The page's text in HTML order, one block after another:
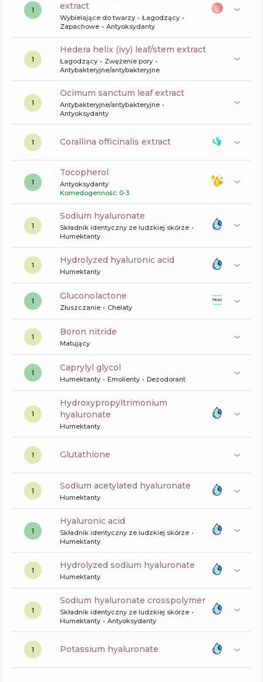
1
extract
Wybielające do twarzy
Łagodzący
Zapachowe
Antyoksydanty
1
hedera helix (ivy) leaf/stem extract
Łagodzący
Zwężenie pory
Antybakteryjne/antybakteryjne
1
ocimum sanctum leaf extract
Antybakteryjne/antybakteryjne
Antyoksydanty
1 corallina officinalis extract
1
tocopherol
Antyoksydanty
Komedogenność: 0-3
1
sodium hyaluronate
Składnik identyczny ze ludzkiej skórze
Humektanty
1 hydrolyzed hyaluronic acid
Humektanty
1 gluconolactone
Złuszczanie Chelaty
1 boron nitride
Matujący
1 caprylyl glycol
Humektanty Emolienty Dezodorant
1
hydroxypropyltrimonium
hyaluronate
Humektanty
1 glutathione
1 sodium acetylated hyaluronate
Humektanty
1
hyaluronic acid
Składnik identyczny ze ludzkiej skórze
Humektanty
1 hydrolyzed sodium hyaluronate
Humektanty
1
sodium hyaluronate crosspolymer
Składnik identyczny ze ludzkiej skórze
Humektanty
Antyoksydanty
1 potassium hyaluronate